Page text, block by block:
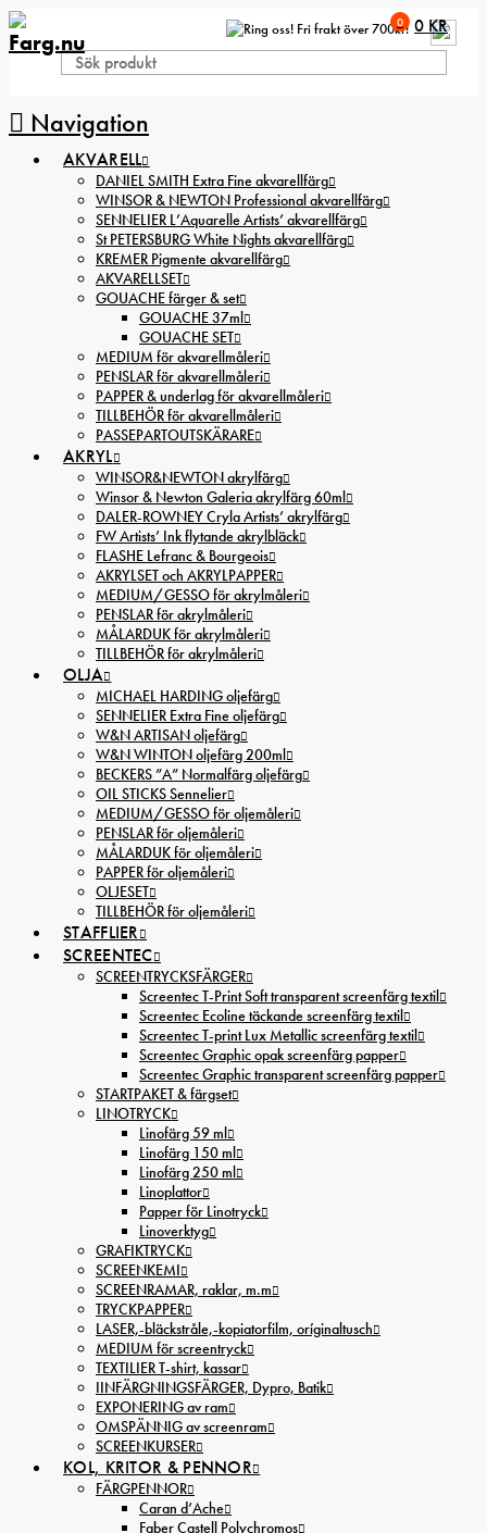
Fri frakt över 700kr!
Navigation
0 0 KR
AKVARELL
DANIEL SMITH Extra Fine akvarellfärg
WINSOR & NEWTON Professional akvarellfärg
SENNELIER L’Aquarelle Artists’ akvarellfärg
St PETERSBURG White Nights akvarellfärg
KREMER Pigmente akvarellfärg
AKVARELLSET
GOUACHE färger & set
GOUACHE 37ml
GOUACHE SET
MEDIUM för akvarellmåleri
PENSLAR för akvarellmåleri
PAPPER & underlag för akvarellmåleri
TILLBEHÖR för akvarellmåleri
PASSEPARTOUTSKÄRARE
AKRYL
WINSOR&NEWTON akrylfärg
Winsor & Newton Galeria akrylfärg 60ml
DALER-ROWNEY Cryla Artists’ akrylfärg
FW Artists’ Ink flytande akrylbläck
FLASHE Lefranc & Bourgeois
AKRYLSET och AKRYLPAPPER
MEDIUM/GESSO för akrylmåleri
PENSLAR för akrylmåleri
MÅLARDUK för akrylmåleri
TILLBEHÖR för akrylmåleri
OLJA
MICHAEL HARDING oljefärg
SENNELIER Extra Fine oljefärg
W&N ARTISAN oljefärg
W&N WINTON oljefärg 200ml
BECKERS ”A” Normalfärg oljefärg
OIL STICKS Sennelier
MEDIUM/GESSO för oljemåleri
PENSLAR för oljemåleri
MÅLARDUK för oljemåleri
PAPPER för oljemåleri
OLJESET
TILLBEHÖR för oljemåleri
STAFFLIER
SCREENTEC
SCREENTRYCKSFÄRGER
Screentec T-Print Soft transparent screenfärg textil
Screentec Ecoline täckande screenfärg textil
Screentec T-print Lux Metallic screenfärg textil
Screentec Graphic opak screenfärg papper
Screentec Graphic transparent screenfärg papper
STARTPAKET & färgset
LINOTRYCK
Linofärg 59 ml
Linofärg 150 ml
Linofärg 250 ml
Linoplattor
Papper för Linotryck
Linoverktyg
GRAFIKTRYCK
SCREENKEMI
SCREENRAMAR, raklar, m.m
TRYCKPAPPER
LASER,-bläckstråle,-kopiatorfilm, oríginaltusch
MEDIUM för screentryck
TEXTILIER T-shirt, kassar
IINFÄRGNINGSFÄRGER, Dypro, Batik
EXPONERING av ram
OMSPÄNNIG av screenram
SCREENKURSER
KOL, KRITOR & PENNOR
FÄRGPENNOR
Caran d’Ache
Faber Castell Polychromos